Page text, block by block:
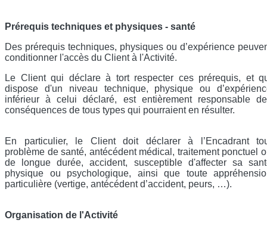
Prérequis techniques et physiques - santé
Des prérequis techniques, physiques ou d’expérience
conditionner l'accès du Client à l'Activité.
Le Client qui déclare à tort respecter ces prérequis, et
dispose d'un niveau technique, physique ou
inférieur à celui déclaré, est entièrement responsable
conséquences de tous types qui pourraient en résulter.
En particulier, le Client doit déclarer à l’Encadrant
problème de santé, antécédent médical, traitement ponctuel
de longue durée, accident, susceptible d'affecter sa
physique ou psychologique, ainsi que toute
particulière (vertige, antécédent d’accident, peurs, …).
Organisation de l'Activité